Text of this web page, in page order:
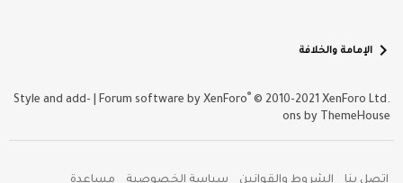
الإمامة والخلافة
إتصل بنا الشروط والقوانين سياسة الخصوصية مساعدة
Forum software by XenForo® © 2010-2021 XenForo Ltd.
Style and add-
ons by ThemeHouse